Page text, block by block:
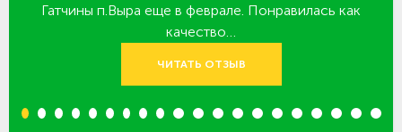
Гатчины п.Выра еще в феврале. Понравилась как
качество…
ЧИТАТЬ ОТЗЫВ
1 2 3 4 5 6 7 8 9 10 11 12 13 14 15 16 17 18 19 20